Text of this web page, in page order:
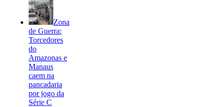
Zona
de Guerra:
Torcedores
do
Amazonas e
Manaus
caem na
pancadaria
por jogo da
Série C